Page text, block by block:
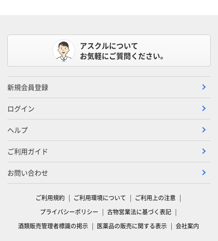
アスクルについて
お気軽にご質問ください。
新規会員登録
ログイン
ヘルプ
ご利用ガイド
お問い合わせ
ご利用規約 ご利用環境について
ご利用上の注意
プライバシーポリシー
古物営業法に基づく表記
酒類販売管理者標識の掲示
医薬品の販売に関する表示 会社案内